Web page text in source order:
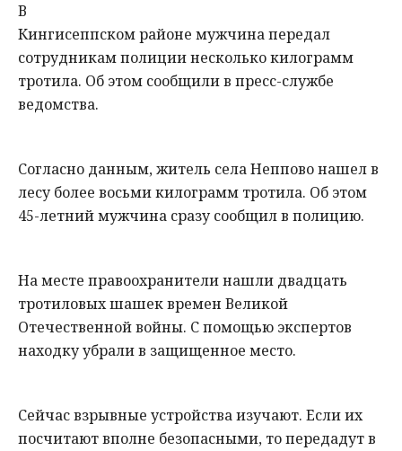
В
Кингисеппском районе мужчина передал
сотрудникам полиции несколько килограмм
тротила. Об этом сообщили в пресс-службе
ведомства.
Согласно данным, житель села Неппово нашел в
лесу более восьми килограмм тротила. Об этом
45-летний мужчина сразу сообщил в полицию.
На месте правоохранители нашли двадцать
тротиловых шашек времен Великой
Отечественной войны. С помощью экспертов
находку убрали в защищенное место.
Сейчас взрывные устройства изучают. Если их
посчитают вполне безопасными, то передадут в